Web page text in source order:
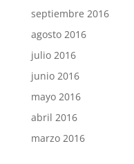
septiembre 2016
agosto 2016
julio 2016
junio 2016
mayo 2016
abril 2016
marzo 2016